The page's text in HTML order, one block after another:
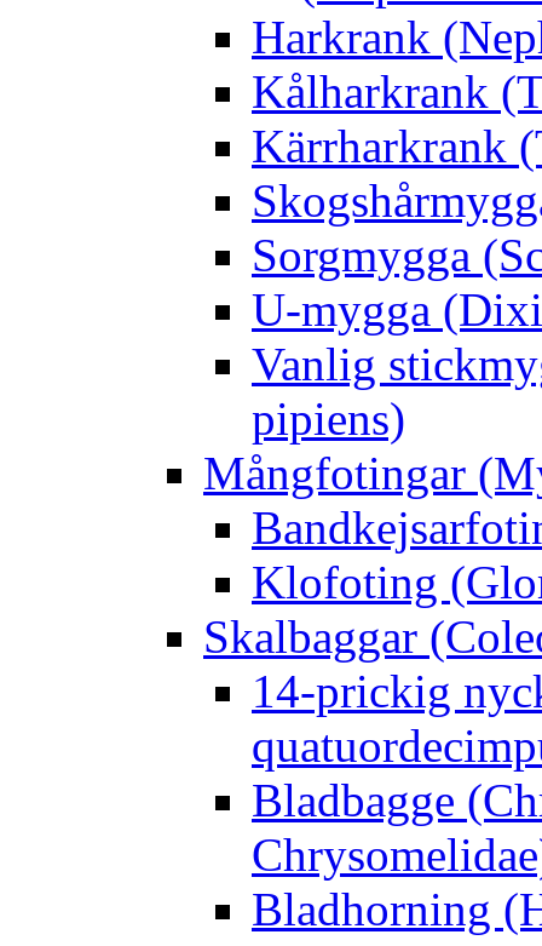
Harkrank
Kålharkrank
Kärrharkrank
Sorgmygga
U-mygga
Vanlig
pipiens)
Mångfotingar
Klofoting
Skalbaggar
14-prickig
Bladbagge
Bladhorning